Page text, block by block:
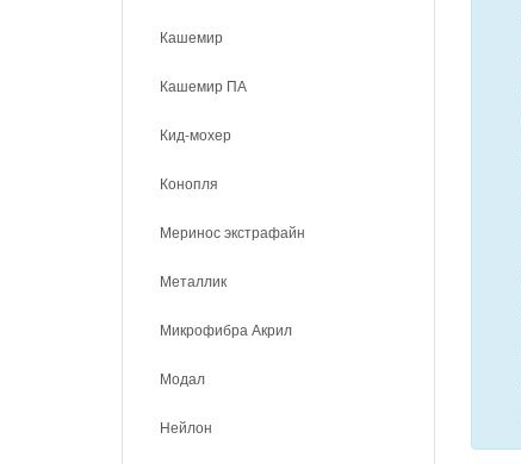
Кашемир
Кашемир ПА
Кид-мохер
Конопля
Меринос экстрафайн
Металлик
Микрофибра Акрил
Модал
Нейлон